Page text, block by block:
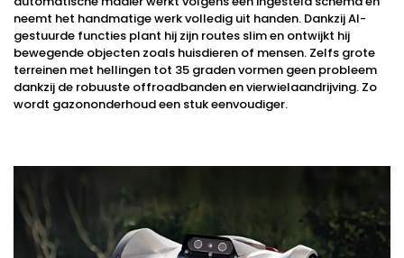
neemt het handmatige werk volledig uit handen. Dankzij AI-
gestuurde functies plant hij zijn routes slim en ontwijkt hij
bewegende objecten zoals huisdieren of mensen. Zelfs grote
terreinen met hellingen tot 35 graden vormen geen probleem
dankzij de robuuste offroadbanden en vierwielaandrijving. Zo
wordt gazononderhoud een stuk eenvoudiger.